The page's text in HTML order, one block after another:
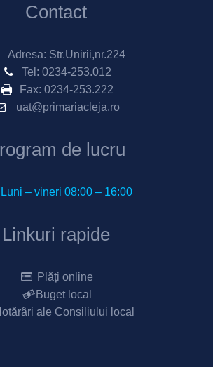
Contact
Adresa: Str.Unirii,nr.224
Tel: 0234-253.012
Fax: 0234-253.222
uat@primariacleja.ro
de lucru
Luni – vineri 08:00 – 16:00
Linkuri rapide
Plăți online
Buget local
ale Consiliului local